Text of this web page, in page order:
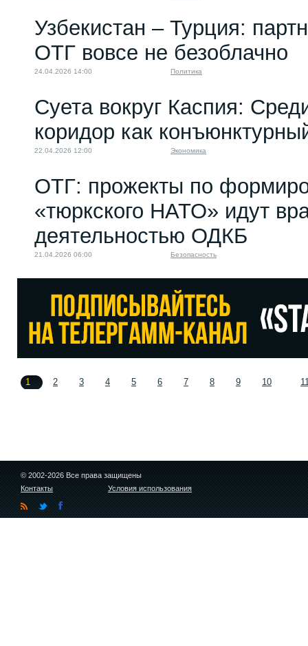
Узбекистан – Турция:
ОТГ вовсе не безоблачно
24.04.2026 14:00 Политика
Суета вокруг Каспия:
коридор как
22.04.2026 12:00 Экономика
ОТГ: прожекты по
«тюркского НАТО» идут
деятельностью ОДКБ
21.04.2026 06:00 Безопасность
1 2 3 4 5 6 7 8 9 10
© 2002-2026 Все права защищены
Контакты
Условия использования